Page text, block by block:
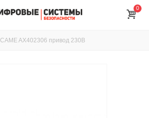
0
CAME AX402306 привод 230В